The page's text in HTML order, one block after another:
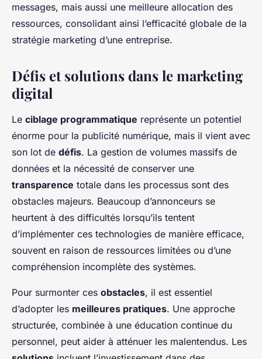
messages, mais aussi une meilleure allocation des
ressources, consolidant ainsi l’efficacité globale de la
stratégie marketing d’une entreprise.
Défis et solutions dans le marketing
digital
Le ciblage programmatique représente un potentiel
énorme pour la publicité numérique, mais il vient avec
son lot de défis. La gestion de volumes massifs de
données et la nécessité de conserver une
transparence totale dans les processus sont des
obstacles majeurs. Beaucoup d’annonceurs se
heurtent à des difficultés lorsqu’ils tentent
d’implémenter ces technologies de manière efficace,
souvent en raison de ressources limitées ou d’une
compréhension incomplète des systèmes.
Pour surmonter ces obstacles, il est essentiel
d’adopter les meilleures pratiques. Une approche
structurée, combinée à une éducation continue du
personnel, peut aider à atténuer les malentendus. Les